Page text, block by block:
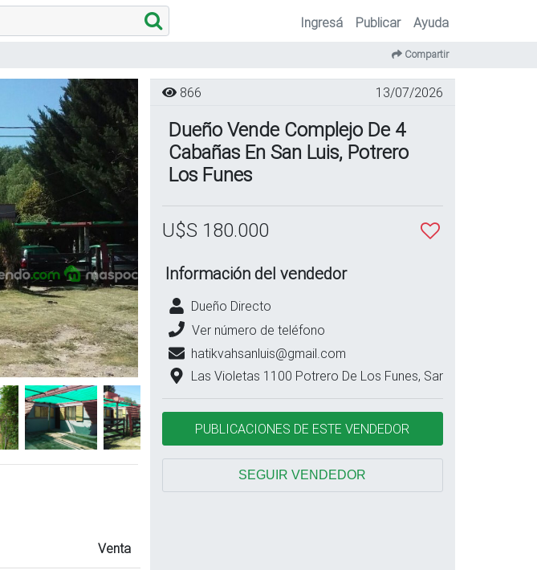
Ingresá Publicar Ayuda
Compartir
Venta
866 13/07/2026
Dueño Vende Complejo De 4
Cabañas En San Luis, Potrero
Los Funes
U$S 180.000
Información del vendedor
Dueño Directo
Ver número de teléfono
hatikvahsanluis@gmail.com
Las Violetas 1100 Potrero De Los Funes, San Luis, San Luis
PUBLICACIONES DE ESTE VENDEDOR
SEGUIR VENDEDOR